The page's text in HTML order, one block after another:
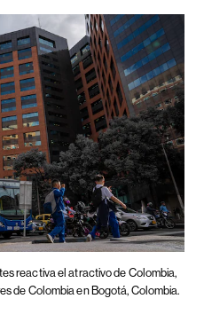
reactiva el atractivo de Colombia,
de Colombia en Bogotá, Colombia.